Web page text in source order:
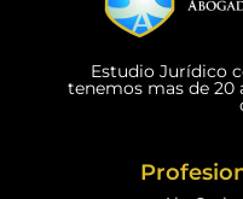
Estudio Jurídico
tenemos mas de 20